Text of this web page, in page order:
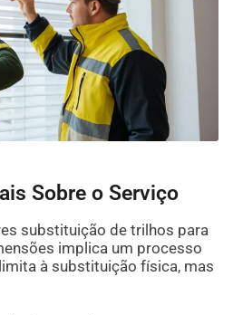
Sobre o Serviço
substituição de trilhos para
implica um processo
à substituição física, mas